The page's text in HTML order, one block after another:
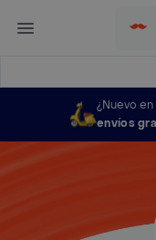
¿Nuevo
envíos